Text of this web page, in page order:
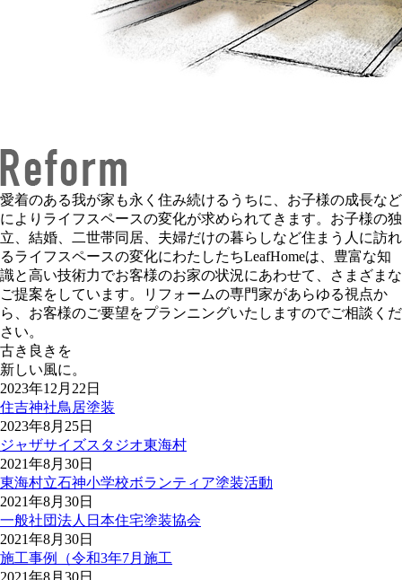
愛着のある我が家も永く住み続けるうちに、お子様の成長など
によりライフスペースの変化が求められてきます。お子様の独
立、結婚、二世帯同居、夫婦だけの暮らしなど住まう人に訪れ
るライフスペースの変化にわたしたちLeafHomeは、豊富な知
識と高い技術力でお客様のお家の状況にあわせて、さまざまな
ご提案をしています。リフォームの専門家があらゆる視点か
ら、お客様のご要望をプランニングいたしますのでご相談くだ
さい。
古き良きを
新しい風に。
2023年12月22日
住吉神社鳥居塗装
2023年8月25日
ジャザサイズスタジオ東海村
2021年8月30日
東海村立石神小学校ボランティア塗装活動
2021年8月30日
一般社団法人日本住宅塗装協会
2021年8月30日
施工事例（令和3年7月施工
2021年8月30日